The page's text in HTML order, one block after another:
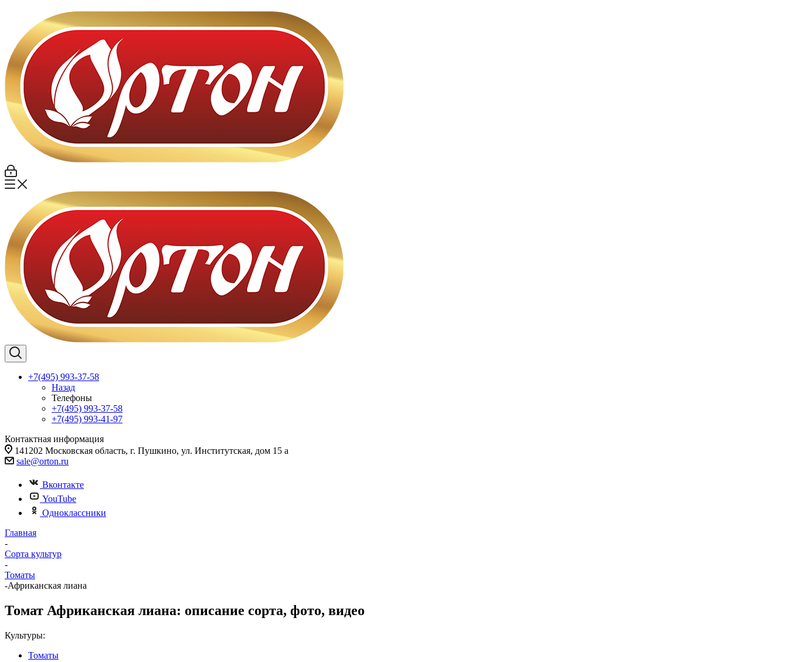
+7(495) 993-37-58
Назад
Телефоны
+7(495) 993-37-58
+7(495) 993-41-97
Контактная информация
141202 Московская область, г. Пушкино, ул. Институтская, дом 15 а
sale@orton.ru
Вконтакте
YouTube
Одноклассники
Главная
-
Сорта культур
-
Томаты
-Африканская лиана
Томат Африканская лиана: описание сорта, фото, видео
Культуры:
Томаты